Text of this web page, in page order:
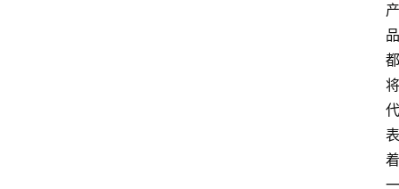
产
品
都
将
代
表
着
一